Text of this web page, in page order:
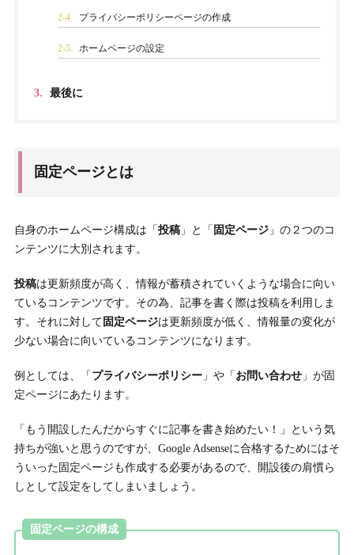
2-4. プライバシーポリシーページの作成
2-5. ホームページの設定
3. 最後に
固定ページとは
自身のホームページ構成は「 投稿」と「 固定ページ」の２つのコ
ンテンツに大別されます。
投稿は更新頻度が高く、情報が蓄積されていくような場合に向い
ているコンテンツです。その為、記事を書く際は投稿を利用しま
す。それに対して 固定ページは更新頻度が低く、情報量の変化が
少ない場合に向いているコンテンツになります。
例としては、「 プライバシーポリシー」や「 お問い合わせ」が固
定ページにあたります。
「もう開設したんだからすぐに記事を書き始めたい！」という気
持ちが強いと思うのですが、Google Adsenseに合格するためにはそ
ういった固定ページも作成する必要があるので、開設後の肩慣ら
しとして設定をしてしまいましょう。
固定ページの構成